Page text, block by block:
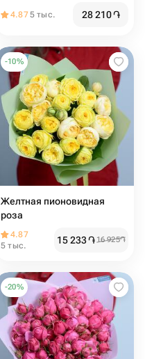
4.875 тыс. 28 210֏
-10%
Желтная пионовидная
роза
4.87
5 тыс.
15 233֏16 925֏
-20%